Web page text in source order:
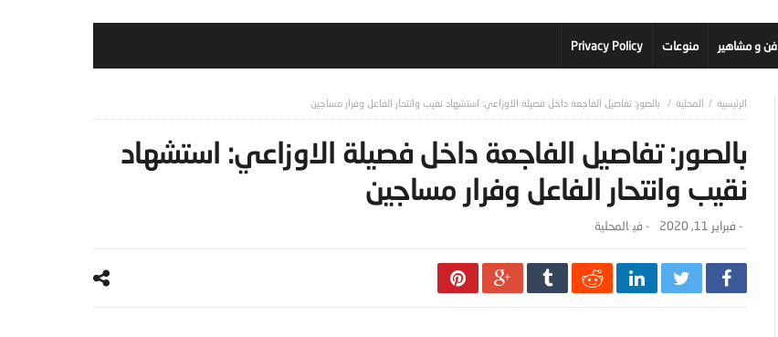
فن و مشاهير منوعات Privacy Policy
المحلية بالصور: تفاصيل الفاجعة داخل فصيلة الاوزاعي: استشهاد نقيب وانتحار الفاعل وفرار مساجين
بالصور: تفاصيل الفاجعة داخل فصيلة الاوزاعي: استشهاد
نقيب وانتحار الفاعل وفرار مساجين
- فبراير 11, 2020 - ‎في المحلية